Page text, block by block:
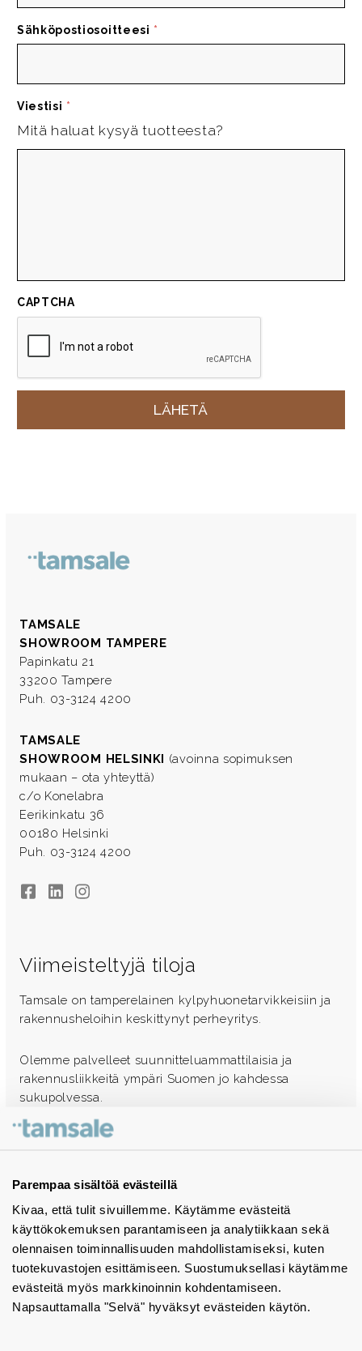
Parempaa sisältöä evästeillä
Kivaa, että tulit sivuillemme. Käytämme evästeitä
käyttökokemuksen parantamiseen ja analytiikkaan sekä
olennaisen toiminnallisuuden mahdollistamiseksi, kuten
tuotekuvastojen esittämiseen. Suostumuksellasi käytämme
evästeitä myös markkinoinnin kohdentamiseen.
Napsauttamalla "Selvä" hyväksyt evästeiden käytön.
Sähköpostiosoitteesi *
Viestisi *
Mitä haluat kysyä tuotteesta?
CAPTCHA
TAMSALE
SHOWROOM TAMPERE
Papinkatu 21
33200 Tampere
Puh. 03-3124 4200
TAMSALE
SHOWROOM HELSINKI (avoinna sopimuksen
mukaan – ota yhteyttä)
c/o Konelabra
Eerikinkatu 36
00180 Helsinki
Puh. 03-3124 4200
FacebookLinkedInInstagram
Viimeisteltyjä tiloja
Tamsale on tamperelainen kylpyhuonetarvikkeisiin ja
rakennusheloihin keskittynyt perheyritys.
Olemme palvelleet suunnitteluammattilaisia ja
rakennusliikkeitä ympäri Suomen jo kahdessa
sukupolvessa.
Ota yhteyttä - autamme mielellämme
Tuotekuvastot
Instagram
BIM-objektit
Yhteystiedot
Tiedotteet